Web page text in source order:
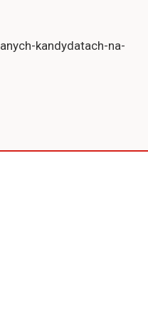
kandydatach-na-